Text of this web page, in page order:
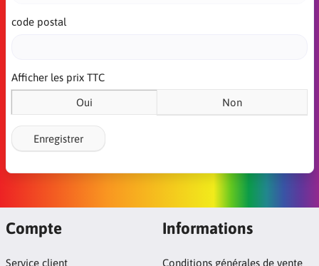
code postal
Afficher les prix TTC
Oui Non
Enregistrer
Compte
Service client
Informations
Conditions générales de vente